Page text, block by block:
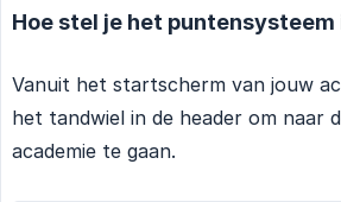
Hoe stel je het puntensysteem
Vanuit het startscherm van jouw
het tandwiel in de header om naar
academie te gaan.